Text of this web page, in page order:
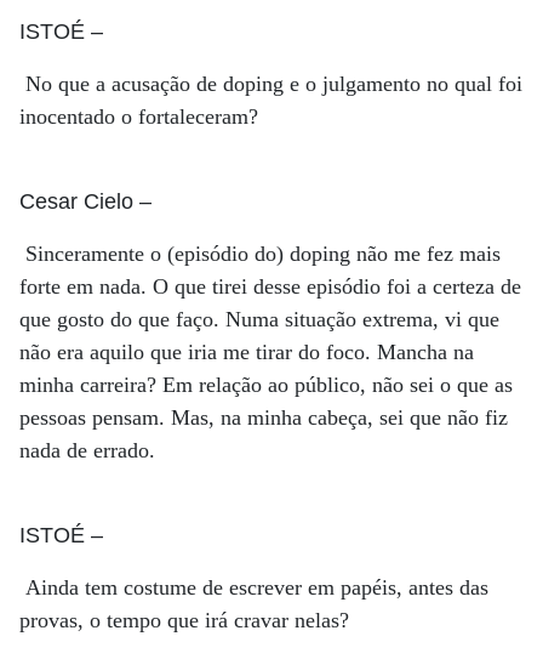
ISTOÉ –
No que a acusação de doping e o julgamento no qual foi
inocentado o fortaleceram?
Cesar Cielo –
Sinceramente o (episódio do) doping não me fez mais
forte em nada. O que tirei desse episódio foi a certeza de
que gosto do que faço. Numa situação extrema, vi que
não era aquilo que iria me tirar do foco. Mancha na
minha carreira? Em relação ao público, não sei o que as
pessoas pensam. Mas, na minha cabeça, sei que não fiz
nada de errado.
ISTOÉ –
Ainda tem costume de escrever em papéis, antes das
provas, o tempo que irá cravar nelas?